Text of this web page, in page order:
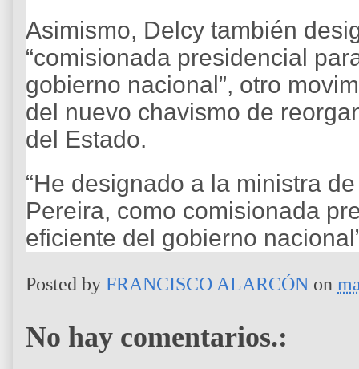
Asimismo, Delcy también
“comisionada presidencial
gobierno nacional”, otro
del nuevo chavismo de
del Estado.
“He designado a la ministra
Pereira, como comisionada
eficiente del gobierno
Posted by FRANCISCO ALARCÓN on
No hay comentarios.: